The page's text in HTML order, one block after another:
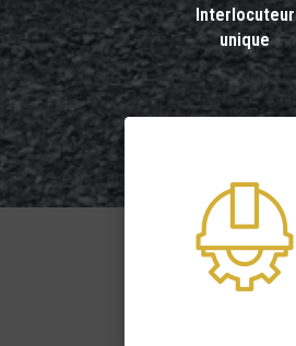
Interlocuteur
unique